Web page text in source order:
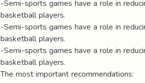
-Semi-sports games have a role in
basketball players.
-Semi-sports games have a role in
basketball players.
-Semi-sports games have a role in
basketball players.
The most important recommendations: